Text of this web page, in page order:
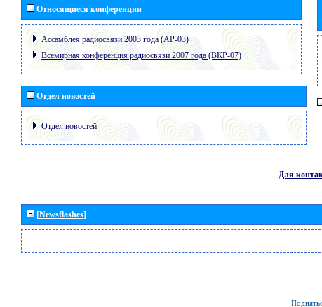
Относящиеся конференции
Ассамблея радиосвязи 2003 года (АР-03)
Всемирная конференция радиосвязи 2007 года (ВКР-07)
Отдел новостей
Отдел новостей
Для
[Newsflashes]